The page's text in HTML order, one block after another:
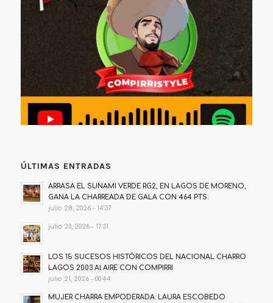
ÚLTIMAS ENTRADAS
ARRASA EL SUNAMI VERDE RG2, EN LAGOS DE MORENO,
GANA LA CHARREADA DE GALA CON 464 PTS.
julio 28, 2026 - 14:37
julio 23, 2026 - 17:31
LOS 15 SUCESOS HISTÓRICOS DEL NACIONAL CHARRO
LAGOS 2003 Al AIRE CON COMPIRRI
julio 21, 2026 - 00:44
MUJER CHARRA EMPODERADA: LAURA ESCOBEDO